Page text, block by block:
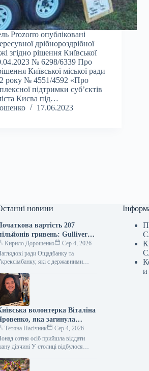
Prozorro опубліковані
дрібнороздрібної
згідно рішення Київської
№ 6298/6339 Про
Київської міської ради
року № 4551/4592 «Про
підтримки суб’єктів
Києва під…
17.06.2023
новини
вартість 207
гривень: Gulliver
продано
Кирило Дорошенко
Сер 4, 2026
ради Ощадбанку та
які є державними
торгово-офісного центру
у столиці. Об’єкт буде…
волонтерка Віталіна
яка загинула
обстрілу столиці,
вшанована пам’яттю.
Тетяна Пасічник
Сер 4, 2026
сотня осіб прийшла віддати
дівчині У столиці відбулося
Національного
и